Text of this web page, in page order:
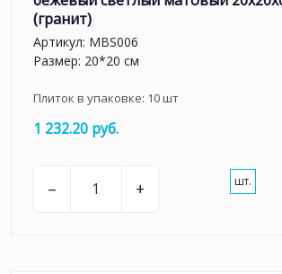
(гранит)
Артикул: MBS006
Размер: 20*20 см
Плиток в упаковке: 10шт
1 232.20 руб.
– + шт.